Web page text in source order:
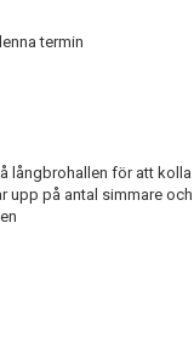
termin
långbrohallen för att
upp på antal simmare